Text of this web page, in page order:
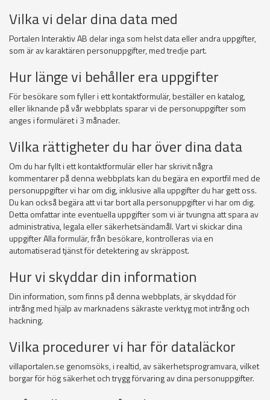
Vilka vi delar dina data med
Portalen Interaktiv AB delar inga som helst data eller andra uppgifter,
som är av karaktären personuppgifter, med tredje part.
Hur länge vi behåller era uppgifter
För besökare som fyller i ett kontaktformulär, beställer en katalog,
eller liknande på vår webbplats sparar vi de personuppgifter som
anges i formuläret i 3 månader.
Vilka rättigheter du har över dina data
Om du har fyllt i ett kontaktformulär eller har skrivit några
kommentarer på denna webbplats kan du begära en exportfil med de
personuppgifter vi har om dig, inklusive alla uppgifter du har gett oss.
Du kan också begära att vi tar bort alla personuppgifter vi har om dig.
Detta omfattar inte eventuella uppgifter som vi är tvungna att spara av
administrativa, legala eller säkerhetsändamål. Vart vi skickar dina
uppgifter Alla formulär, från besökare, kontrolleras via en
automatiserad tjänst för detektering av skräppost.
Hur vi skyddar din information
Din information, som finns på denna webbplats, är skyddad för
intrång med hjälp av marknadens säkraste verktyg mot intrång och
hackning.
Vilka procedurer vi har för dataläckor
villaportalen.se genomsöks, i realtid, av säkerhetsprogramvara, vilket
borgar för hög säkerhet och trygg förvaring av dina personuppgifter.